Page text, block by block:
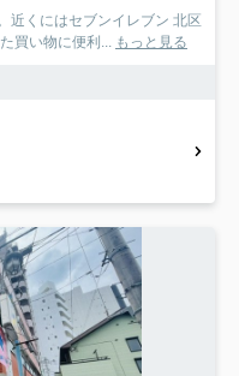
近くにはセブンイレブン 北区
買い物に便利... もっと見る